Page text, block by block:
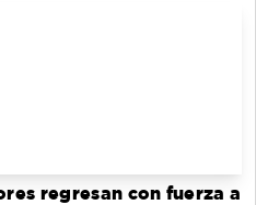
regresan con fuerza a